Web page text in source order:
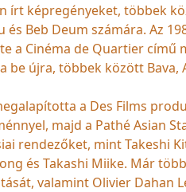
írt képregényeket, többek
és Beb Deum számára. Az
a Cinéma de Quartier
újra, többek között Bava,
a Des Films
majd a Pathé Asian
rendezőket, mint Takeshi
és Takashi Miike. Már
valamint Olivier Dahan